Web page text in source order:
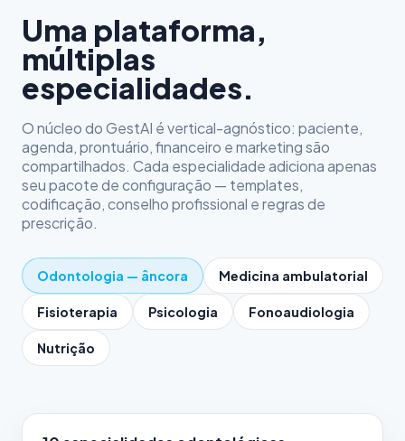
Uma plataforma,
múltiplas
especialidades.
O núcleo do GestAI é vertical-agnóstico: paciente,
agenda, prontuário, financeiro e marketing são
compartilhados. Cada especialidade adiciona apenas
seu pacote de configuração — templates,
codificação, conselho profissional e regras de
prescrição.
Odontologia — âncora Medicina ambulatorial
Fisioterapia Psicologia Fonoaudiologia
Nutrição